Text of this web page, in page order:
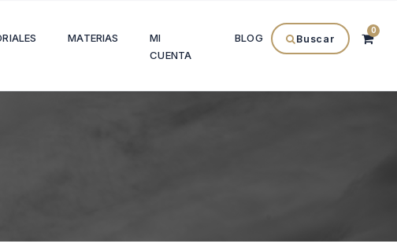
MATERIAS
MI
CUENTA
BLOG Buscar
0